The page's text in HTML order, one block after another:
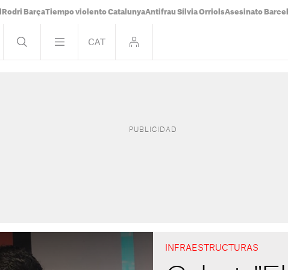
Rodri BarçaTiempo violento CatalunyaAntifrau Sílvia OrriolsAsesinato
INFRAESTRUCTURAS